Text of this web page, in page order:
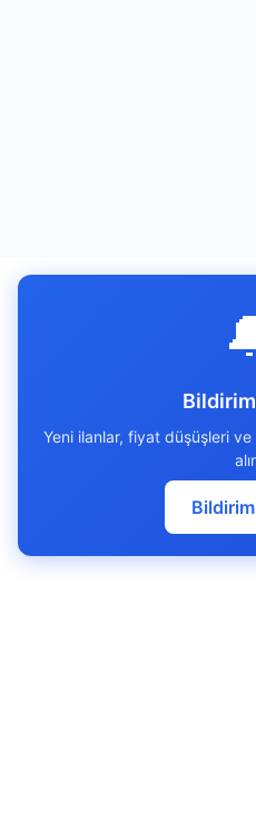
Yeni ilanlar, fiyat düşüşleri